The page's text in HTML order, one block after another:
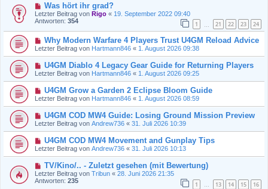
Was hört ihr grad?
Letzter Beitrag von Rigo « 19. September 2022 09:40
Antworten: 354 1 21 22 23 24
Why Modern Warfare 4 Players Trust U4GM Reload Advice
Letzter Beitrag von Hartmann846 « 1. August 2026 09:38
U4GM Diablo 4 Legacy Gear Guide for Returning Players
Letzter Beitrag von Hartmann846 « 1. August 2026 09:25
U4GM Grow a Garden 2 Eclipse Bloom Guide
Letzter Beitrag von Hartmann846 « 1. August 2026 08:59
U4GM COD MW4 Guide: Losing Ground Mission Preview
Letzter Beitrag von Andrew736 « 31. Juli 2026 10:39
U4GM COD MW4 Movement and Gunplay Tips
Letzter Beitrag von Andrew736 « 31. Juli 2026 10:13
TV/Kino/.. - Zuletzt gesehen (mit Bewertung)
Letzter Beitrag von Tribun « 28. Juni 2026 21:35
Antworten: 235 1 … 13 14 15 16